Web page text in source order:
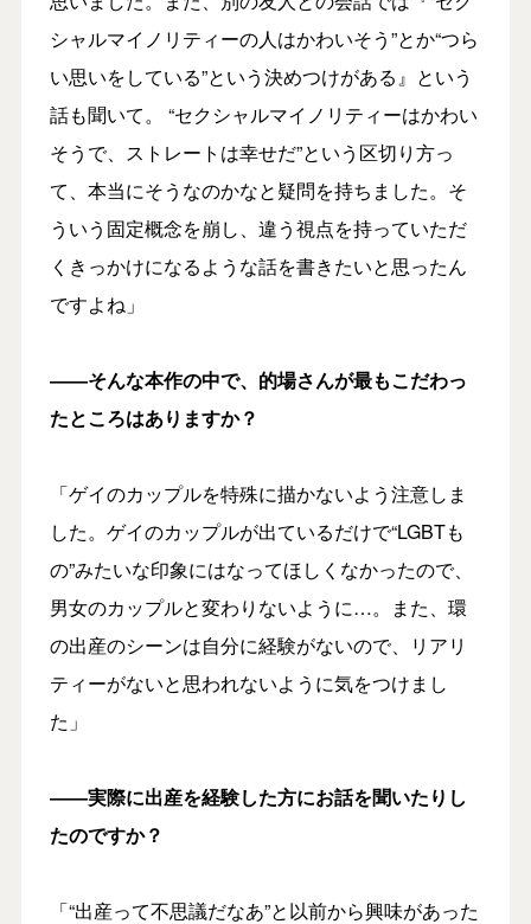
シャルマイノリティーの人はかわいそう”とか“つら
い思いをしている”という決めつけがある』という
話も聞いて。 “セクシャルマイノリティーはかわい
そうで、ストレートは幸せだ”という区切り方っ
て、本当にそうなのかなと疑問を持ちました。そ
ういう固定概念を崩し、違う視点を持っていただ
くきっかけになるような話を書きたいと思ったん
ですよね」
――そんな本作の中で、的場さんが最もこだわっ
たところはありますか？
「ゲイのカップルを特殊に描かないよう注意しま
した。ゲイのカップルが出ているだけで“LGBTも
の”みたいな印象にはなってほしくなかったので、
男女のカップルと変わりないように…。また、環
の出産のシーンは自分に経験がないので、リアリ
ティーがないと思われないように気をつけまし
た」
――実際に出産を経験した方にお話を聞いたりし
たのですか？
「“出産って不思議だなあ”と以前から興味があった